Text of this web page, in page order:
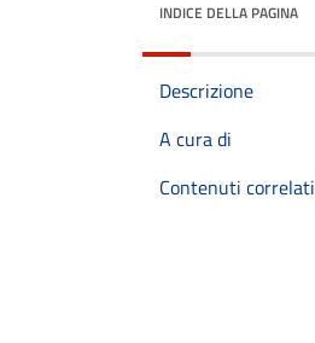
INDICE DELLA PAGINA
Descrizione
A cura di
Contenuti correlati